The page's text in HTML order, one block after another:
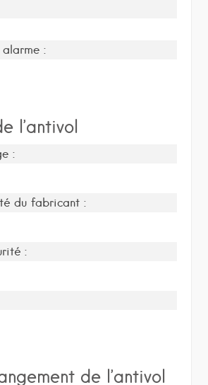
alarme :
l’antivol
:
du fabricant :
:
de l’antivol